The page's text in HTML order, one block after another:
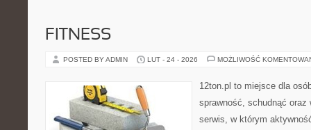
FITNESS
POSTED BY ADMIN LUT - 24 - 2026 MOŻLIWOŚĆ
12ton.pl to miejsce dla
sprawność, schudnąć oraz
serwis, w którym